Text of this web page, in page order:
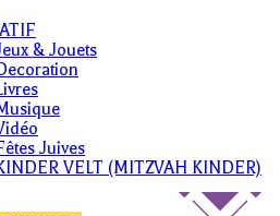
& Jouets
Juives
VELT (MITZVAH KINDER)